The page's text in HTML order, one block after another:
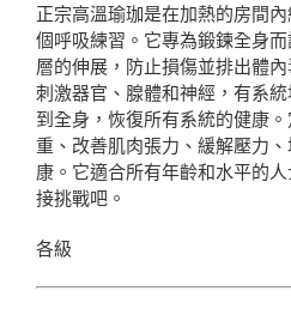
Training/Workshop
Pricing
正宗高溫瑜珈是在加熱的房間
個呼吸練習。它專為鍛鍊全身
層的伸展，防止損傷並排出體
刺激器官、腺體和神經，有系
到全身，恢復所有系統的健康
重、改善肌肉張力、緩解壓力
康。它適合所有年齡和水平的
接挑戰吧。
各級